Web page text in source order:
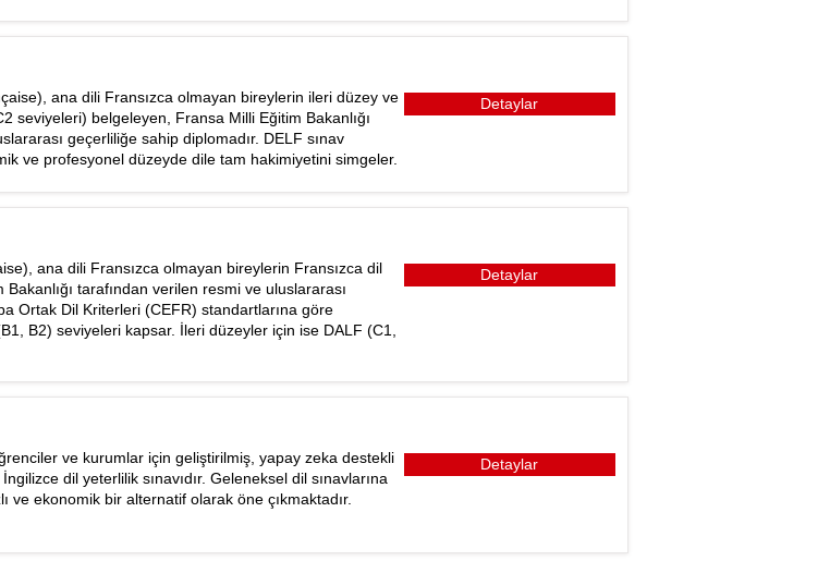
ana dili Fransızca olmayan bireylerin ileri düzey ve
seviyeleri) belgeleyen, Fransa Milli Eğitim Bakanlığı
geçerliliğe sahip diplomadır. DELF sınav
ve profesyonel düzeyde dile tam hakimiyetini simgeler.
Detaylar
ana dili Fransızca olmayan bireylerin Fransızca dil
tarafından verilen resmi ve uluslararası
Ortak Dil Kriterleri (CEFR) standartlarına göre
B2) seviyeleri kapsar. İleri düzeyler için ise DALF (C1,
Detaylar
ve kurumlar için geliştirilmiş, yapay zeka destekli
dil yeterlilik sınavıdır. Geleneksel dil sınavlarına
ve ekonomik bir alternatif olarak öne çıkmaktadır.
Detaylar